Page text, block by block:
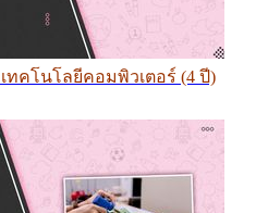
เทคโนโลยีคอมพิวเตอร์ (4 ปี)